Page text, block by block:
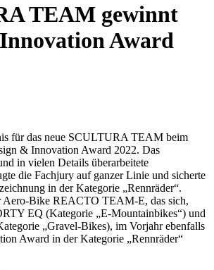
TEAM gewinnt
Award
für das neue SCULTURA TEAM beim
& Innovation Award 2022. Das
in vielen Details überarbeitete
die Fachjury auf ganzer Linie und sicherte
in der Kategorie „Rennräder“.
Aero-Bike REACTO TEAM-E, das sich,
EQ (Kategorie „E-Mountainbikes“) und
„Gravel-Bikes), im Vorjahr ebenfalls
Award in der Kategorie „Rennräder“